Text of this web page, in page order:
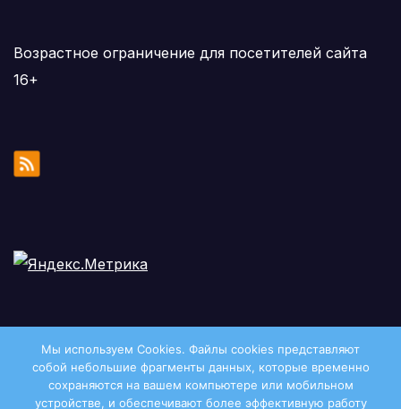
Возрастное ограничение для посетителей сайта
16+
Мы используем Cookies. Файлы сookies представляют
собой небольшие фрагменты данных, которые временно
сохраняются на вашем компьютере или мобильном
устройстве, и обеспечивают более эффективную работу